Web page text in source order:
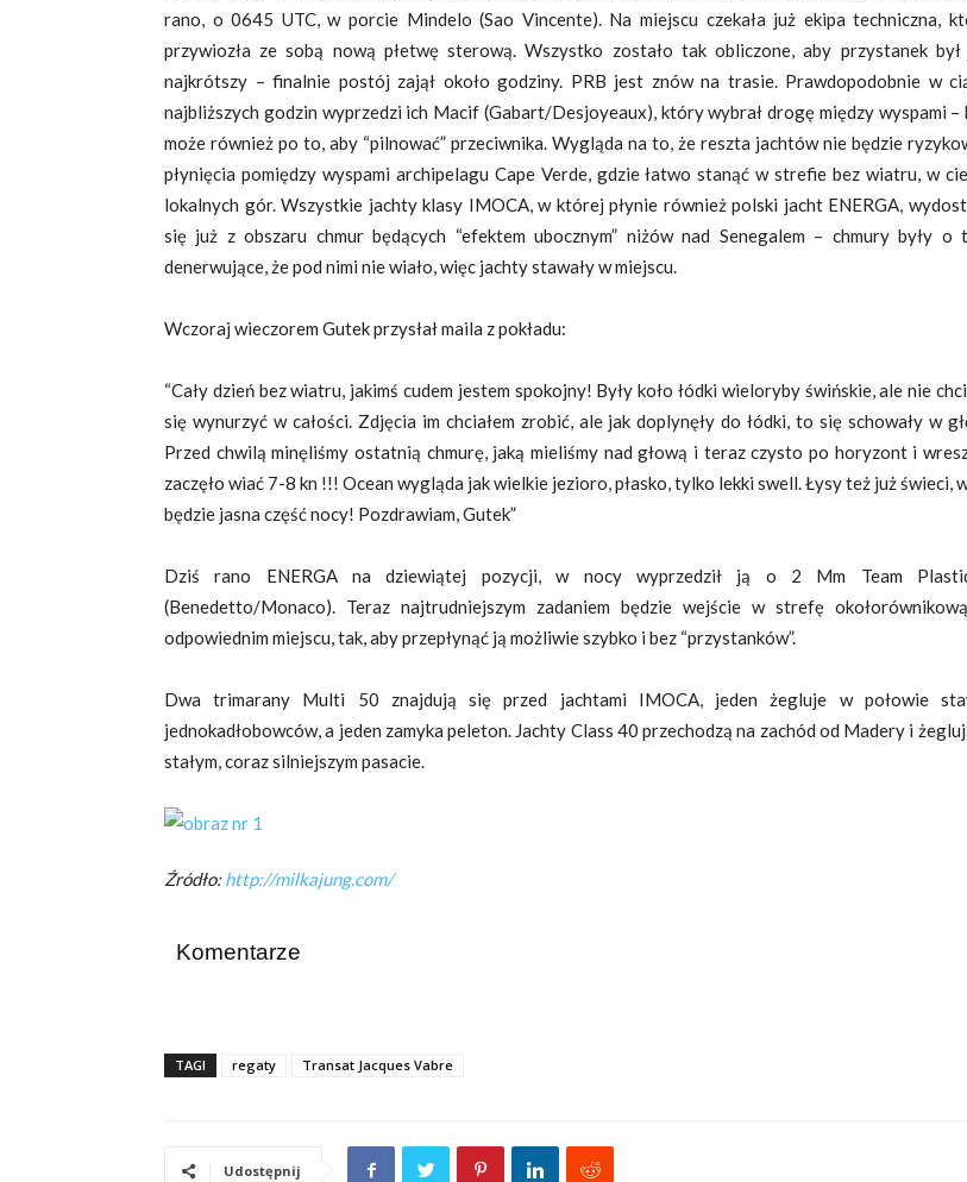
rano, o 0645 UTC, w porcie Mindelo (Sao Vincente). Na miejscu czekała już ekipa techniczna,
przywiozła ze sobą nową płetwę sterową. Wszystko zostało tak obliczone, aby przystanek był
najkrótszy – finalnie postój zajął około godziny. PRB jest znów na trasie. Prawdopodobnie w
najbliższych godzin wyprzedzi ich Macif (Gabart/Desjoyeaux), który wybrał drogę między wyspami –
może również po to, aby “pilnować” przeciwnika. Wygląda na to, że reszta jachtów nie będzie
płynięcia pomiędzy wyspami archipelagu Cape Verde, gdzie łatwo stanąć w strefie bez wiatru, w
lokalnych gór. Wszystkie jachty klasy IMOCA, w której płynie również polski jacht ENERGA,
się już z obszaru chmur będących “efektem ubocznym” niżów nad Senegalem – chmury były o
denerwujące, że pod nimi nie wiało, więc jachty stawały w miejscu.
Wczoraj wieczorem Gutek przysłał maila z pokładu:
“Cały dzień bez wiatru, jakimś cudem jestem spokojny! Były koło łódki wieloryby świńskie, ale nie
się wynurzyć w całości. Zdjęcia im chciałem zrobić, ale jak doplynęły do łódki, to się schowały w
Przed chwilą minęliśmy ostatnią chmurę, jaką mieliśmy nad głową i teraz czysto po horyzont i
zaczęło wiać 7-8 kn !!! Ocean wygląda jak wielkie jezioro, płasko, tylko lekki swell. Łysy też już świeci,
będzie jasna część nocy! Pozdrawiam, Gutek”
Dziś rano ENERGA na dziewiątej pozycji, w nocy wyprzedził ją o 2 Mm Team
(Benedetto/Monaco). Teraz najtrudniejszym zadaniem będzie wejście w strefę
odpowiednim miejscu, tak, aby przepłynąć ją możliwie szybko i bez “przystanków”.
Dwa trimarany Multi 50 znajdują się przed jachtami IMOCA, jeden żegluje w połowie
jednokadłobowców, a jeden zamyka peleton. Jachty Class 40 przechodzą na zachód od Madery i
stałym, coraz silniejszym pasacie.
Źródło:http://milkajung.com/
Komentarze
TAGI regaty Transat Jacques Vabre
Udostępnij